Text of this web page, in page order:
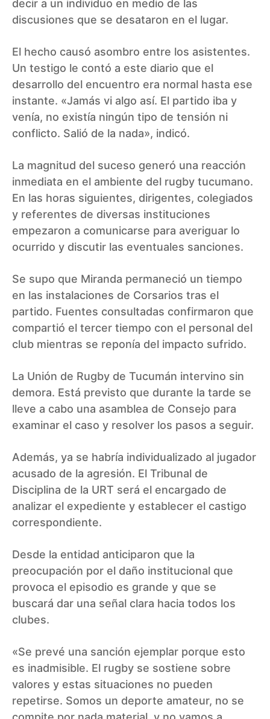
decir a un individuo en medio de las
discusiones que se desataron en el lugar.
El hecho causó asombro entre los asistentes.
Un testigo le contó a este diario que el
desarrollo del encuentro era normal hasta ese
instante. «Jamás vi algo así. El partido iba y
venía, no existía ningún tipo de tensión ni
conflicto. Salió de la nada», indicó.
La magnitud del suceso generó una reacción
inmediata en el ambiente del rugby tucumano.
En las horas siguientes, dirigentes, colegiados
y referentes de diversas instituciones
empezaron a comunicarse para averiguar lo
ocurrido y discutir las eventuales sanciones.
Se supo que Miranda permaneció un tiempo
en las instalaciones de Corsarios tras el
partido. Fuentes consultadas confirmaron que
compartió el tercer tiempo con el personal del
club mientras se reponía del impacto sufrido.
La Unión de Rugby de Tucumán intervino sin
demora. Está previsto que durante la tarde se
lleve a cabo una asamblea de Consejo para
examinar el caso y resolver los pasos a seguir.
Además, ya se habría individualizado al jugador
acusado de la agresión. El Tribunal de
Disciplina de la URT será el encargado de
analizar el expediente y establecer el castigo
correspondiente.
Desde la entidad anticiparon que la
preocupación por el daño institucional que
provoca el episodio es grande y que se
buscará dar una señal clara hacia todos los
clubes.
«Se prevé una sanción ejemplar porque esto
es inadmisible. El rugby se sostiene sobre
valores y estas situaciones no pueden
repetirse. Somos un deporte amateur, no se